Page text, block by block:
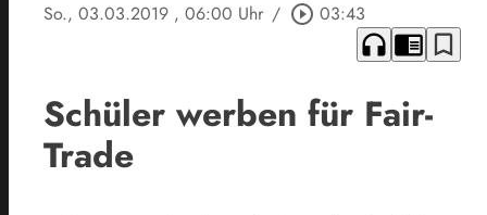
So., 03.03.2019 , 06:00 Uhr / play_circle_outline 03:43
headphones chrome_reader_mode bookmark_border
Schüler werben für Fair-
Trade